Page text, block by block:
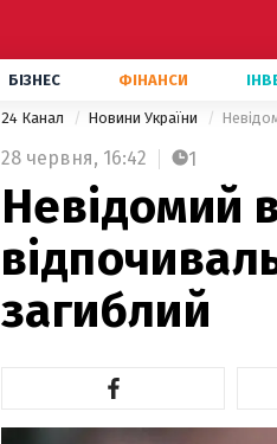
БІЗНЕС ФІНАНСИ
24 Канал Новини України
28 червня, 16:42 1
Невідомий
загиблий